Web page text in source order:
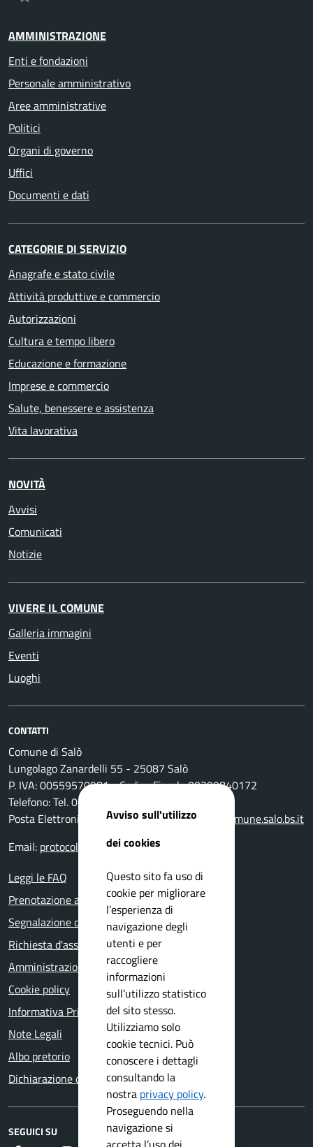
AMMINISTRAZIONE
Enti e fondazioni
Personale amministrativo
Aree amministrative
Politici
Organi di governo
Uffici
Documenti e dati
CATEGORIE DI SERVIZIO
Anagrafe e stato civile
Attività produttive e commercio
Autorizzazioni
Cultura e tempo libero
Educazione e formazione
Imprese e commercio
Salute, benessere e assistenza
Vita lavorativa
NOVITÀ
Avvisi
Comunicati
Notizie
VIVERE IL COMUNE
Galleria immagini
Eventi
Luoghi
CONTATTI
Comune di Salò
Lungolago Zanardelli 55 - 25087 Salò
P. IVA: 00559570981 - Codice Fiscale 00399840172
Telefono: Tel. 0365-296801
Posta Elettronica Certificata:protocollo@pec.comune.salo.bs.it
Email: protocollo@comune.salo.bs.it
Leggi le FAQ
Prenotazione appuntamento
Segnalazione disservizio
Richiesta d'assistenza
Amministrazione trasparente
Cookie policy
Informativa Privacy
Note Legali
Albo pretorio
Dichiarazione di accessibilità
SEGUICI SU
Avviso sull'utilizzo
dei cookies
Questo sito fa uso di
cookie per migliorare
l’esperienza di
navigazione degli
utenti e per
raccogliere
informazioni
sull’utilizzo statistico
del sito stesso.
Utilizziamo solo
cookie tecnici. Può
conoscere i dettagli
consultando la
nostra privacy policy.
Proseguendo nella
navigazione si